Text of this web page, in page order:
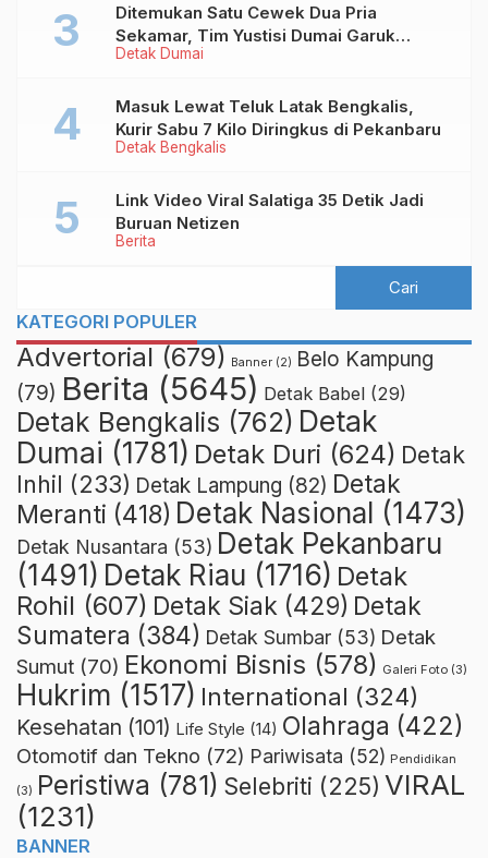
Detak Dumai
Ditemukan Satu Cewek Dua Pria
Sekamar, Tim Yustisi Dumai Garuk
Puluhan Pasangan Mesum
Detak Bengkalis
Masuk Lewat Teluk Latak Bengkalis,
Kurir Sabu 7 Kilo Diringkus di Pekanbaru
Berita
Link Video Viral Salatiga 35 Detik Jadi
Buruan Netizen
KATEGORI POPULER
Advertorial (679) Banner (2) Belo Kampung
(79) Berita (5645) Detak Babel (29)
Detak Bengkalis (762) Detak
Dumai (1781) Detak Duri (624) Detak
Inhil (233) Detak Lampung (82) Detak
Meranti (418) Detak Nasional (1473)
Detak Nusantara (53) Detak Pekanbaru
(1491) Detak Riau (1716) Detak
Rohil (607) Detak Siak (429) Detak
Sumatera (384) Detak Sumbar (53) Detak
Sumut (70) Ekonomi Bisnis (578) Galeri Foto (3)
Hukrim (1517) International (324)
Kesehatan (101) Life Style (14) Olahraga (422)
Otomotif dan Tekno (72) Pariwisata (52) Pendidikan
(3) Peristiwa (781) Selebriti (225) VIRAL
(1231)
BANNER